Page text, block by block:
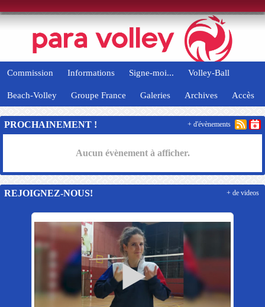
Commission Informations Signe-moi... Volley-Ball
Beach-Volley Groupe France Galeries Archives Accès
PROCHAINEMENT !
Aucun évènement à afficher.
+ d'évènements
REJOIGNEZ-NOUS! + de videos